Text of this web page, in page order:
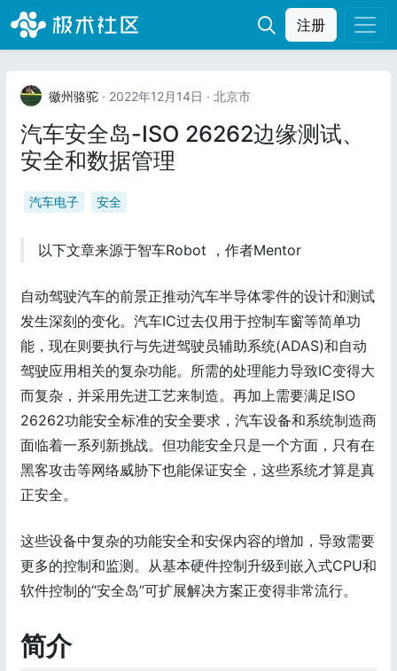
注册
徽州骆驼 · 2022年12月14日 · 北京市
汽车安全岛-ISO 26262边缘测试、
安全和数据管理
汽车电子 安全
以下文章来源于智车Robot ，作者Mentor
自动驾驶汽车的前景正推动汽车半导体零件的设计和测试
发生深刻的变化。汽车IC过去仅用于控制车窗等简单功
能，现在则要执行与先进驾驶员辅助系统(ADAS)和自动
驾驶应用相关的复杂功能。所需的处理能力导致IC变得大
而复杂，并采用先进工艺来制造。再加上需要满足ISO
26262功能安全标准的安全要求，汽车设备和系统制造商
面临着一系列新挑战。但功能安全只是一个方面，只有在
黑客攻击等网络威胁下也能保证安全，这些系统才算是真
正安全。
这些设备中复杂的功能安全和安保内容的增加，导致需要
更多的控制和监测。从基本硬件控制升级到嵌入式CPU和
软件控制的“安全岛”可扩展解决方案正变得非常流行。
简介